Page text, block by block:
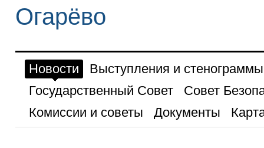
Огарёво
Новости
Выступления и стенограммы
Государственный Совет
Совет
Комиссии и советы
Документы